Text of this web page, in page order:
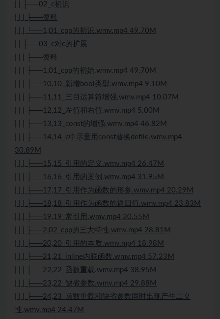
| | ├──02_c初识
| | | ├──资料
| | | └──1,01_cpp的初识.wmv.mp4 49.70M
| | ├──03_c对c的扩展
| | | ├──资料
| | | ├──1,01_cpp的初始.wmv.mp4 49.70M
| | | ├──10,10_新增bool类型.wmv.mp4 9.10M
| | | ├──11,11_三目运算符增强.wmv.mp4 10.07M
| | | ├──12,12_左值和右值.wmv.mp4 5.00M
| | | ├──13,13_const的增强.wmv.mp4 46.82M
| | | ├──14,14_c中尽量用const替换defile.wmv.mp4
30.89M
| | | ├──15,15_引用的定义.wmv.mp4 26.47M
| | | ├──16,16_引用的案例.wmv.mp4 31.95M
| | | ├──17,17_引用作为函数的形参.wmv.mp4 20.29M
| | | ├──18,18_引用作为函数的返回值.wmv.mp4 23.83M
| | | ├──19,19_常引用.wmv.mp4 20.55M
| | | ├──2,02_cpp的三大特性.wmv.mp4 28.81M
| | | ├──20,20_引用的本质.wmv.mp4 18.98M
| | | ├──21,21_inline内联函数.wmv.mp4 57.23M
| | | ├──22,22_函数重载.wmv.mp4 38.95M
| | | ├──23,22_缺省参数.wmv.mp4 29.88M
| | | ├──24,23_函数重载和缺省参数同时出现产生二义
性.wmv.mp4 24.47M